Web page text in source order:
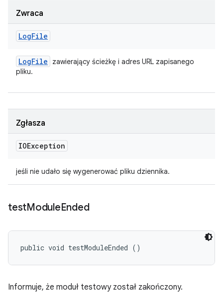
Zwraca
LogFile
LogFile
zawierający ścieżkę i adres URL zapisanego
pliku.
Zgłasza
IOException
jeśli nie udało się wygenerować pliku dziennika.
testModuleEnded
public void testModuleEnded ()
Informuje, że moduł testowy został zakończony.